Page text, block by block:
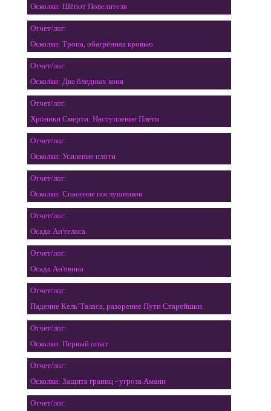
Осколки: Шёпот Повелителя
Отчет/лог:
Осколки: Тропа, обагрённая кровью
Отчет/лог:
Осколки: Два бледных коня
Отчет/лог:
Хроники Смерти: Наступление Плети
Отчет/лог:
Осколки: Усиление плоти
Отчет/лог:
Осколки: Спасение послушников
Отчет/лог:
Осада Ан'теласа
Отчет/лог:
Осада Ан'овина
Отчет/лог:
Падение Кель’Таласа, разорение Пути Старейшин.
Отчет/лог:
Осколки: Первый опыт
Отчет/лог:
Осколки: Защита границ - угроза Амани
Отчет/лог: